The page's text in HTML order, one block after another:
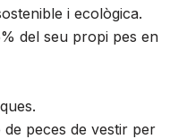
i ecològica.
del seu propi pes en
peces de vestir per